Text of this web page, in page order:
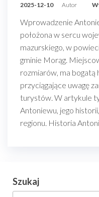
2025-12-10 Autor
Wprowadzenie
położona w sercu
mazurskiego, w
gminie Morąg.
rozmiarów, ma bogatą
przyciągające uwagę
turystów. W artykule
Antoniewu, jego
regionu. Historia
Szukaj